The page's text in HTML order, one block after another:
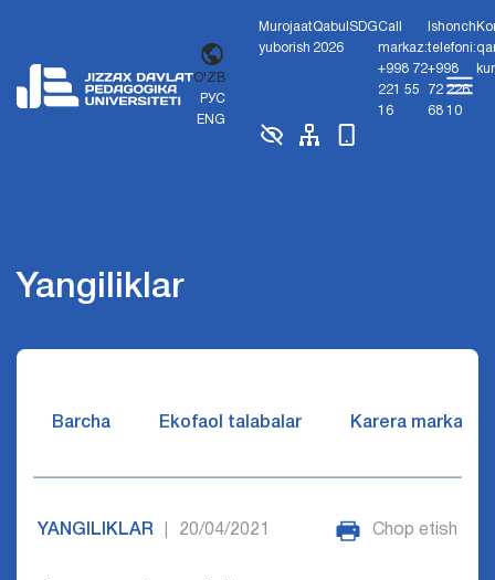
O'ZB
РУС
ENG
Murojaat
yuborish
Qabul
2026
SDGCall
markaz:
+998 72
221 55
16
Ishonch
telefoni:
+998
72 226
68 10
Yangiliklar
Barcha Ekofaol talabalar Karera markazi
YANGILIKLAR 20/04/2021 Chop etish